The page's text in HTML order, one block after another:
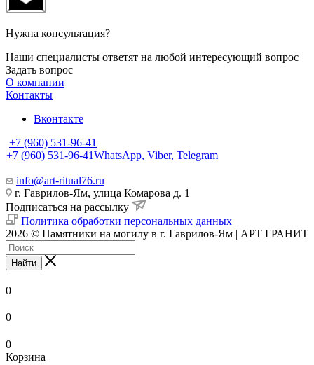
Нужна консультация?
Наши специалисты ответят на любой интересующий вопрос
Задать вопрос
О компании
Контакты
Вконтакте
+7 (960) 531-96-41
+7 (960) 531-96-41WhatsApp, Viber, Telegram
info@art-ritual76.ru
г. Гаврилов-Ям, улица Комарова д. 1
Подписаться на рассылку
Политика обработки персональных данных
2026 © Памятники на могилу в г. Гаврилов-Ям | АРТ ГРАНИТ
Найти
0
0
0
Корзина